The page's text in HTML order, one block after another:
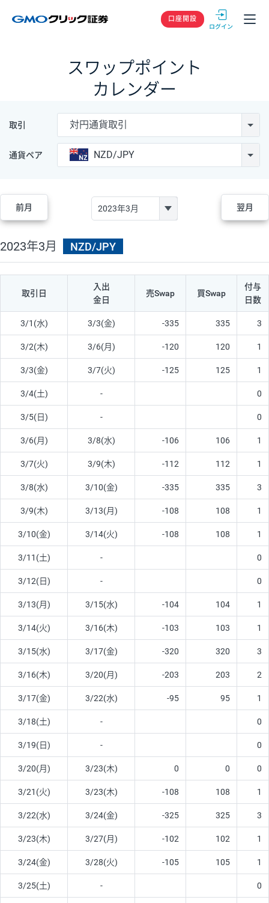
GMOクリック
口座開設
スワップポイント
カレンダー
取引 対円通貨取引
通貨ペア NZD/JPY
前月 翌月
2023年3月 NZD/JPY
取引日
入出
金日
売Swap 買Swap
付与
日数
3/1(水) 3/3(金) -335 335 3
3/2(木) 3/6(月) -120 120 1
3/3(金) 3/7(火) -125 125 1
3/4(土) - 0
3/5(日) - 0
3/6(月) 3/8(水) -106 106 1
3/7(火) 3/9(木) -112 112 1
3/8(水) 3/10(金) -335 335 3
3/9(木) 3/13(月) -108 108 1
3/10(金) 3/14(火) -108 108 1
3/11(土) - 0
3/12(日) - 0
3/13(月) 3/15(水) -104 104 1
3/14(火) 3/16(木) -103 103 1
3/15(水) 3/17(金) -320 320 3
3/16(木) 3/20(月) -203 203 2
3/17(金) 3/22(水) -95 95 1
3/18(土) - 0
3/19(日) - 0
3/20(月) 3/23(木) 0 0 0
3/21(火) 3/23(木) -108 108 1
3/22(水) 3/24(金) -325 325 3
3/23(木) 3/27(月) -102 102 1
3/24(金) 3/28(火) -105 105 1
3/25(土) - 0